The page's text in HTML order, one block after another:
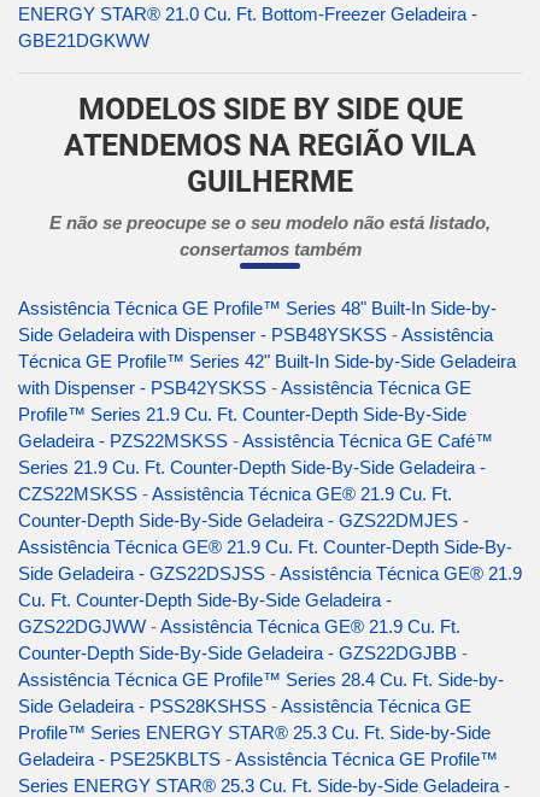
ENERGY STAR® 21.0 Cu. Ft. Bottom-Freezer Geladeira -
GBE21DGKWW
MODELOS SIDE BY SIDE QUE
ATENDEMOS NA REGIÃO VILA
GUILHERME
E não se preocupe se o seu modelo não está listado,
consertamos também
Assistência Técnica GE Profile™ Series 48" Built-In Side-by-
Side Geladeira with Dispenser - PSB48YSKSS -Assistência
Técnica GE Profile™ Series 42" Built-In Side-by-Side Geladeira
with Dispenser - PSB42YSKSS -Assistência Técnica GE
Profile™ Series 21.9 Cu. Ft. Counter-Depth Side-By-Side
Geladeira - PZS22MSKSS -Assistência Técnica GE Café™
Series 21.9 Cu. Ft. Counter-Depth Side-By-Side Geladeira -
CZS22MSKSS -Assistência Técnica GE® 21.9 Cu. Ft.
Counter-Depth Side-By-Side Geladeira - GZS22DMJES -
Assistência Técnica GE® 21.9 Cu. Ft. Counter-Depth Side-By-
Side Geladeira - GZS22DSJSS -Assistência Técnica GE® 21.9
Cu. Ft. Counter-Depth Side-By-Side Geladeira -
GZS22DGJWW -Assistência Técnica GE® 21.9 Cu. Ft.
Counter-Depth Side-By-Side Geladeira - GZS22DGJBB -
Assistência Técnica GE Profile™ Series 28.4 Cu. Ft. Side-by-
Side Geladeira - PSS28KSHSS -Assistência Técnica GE
Profile™ Series ENERGY STAR® 25.3 Cu. Ft. Side-by-Side
Geladeira - PSE25KBLTS -Assistência Técnica GE Profile™
Series ENERGY STAR® 25.3 Cu. Ft. Side-by-Side Geladeira -